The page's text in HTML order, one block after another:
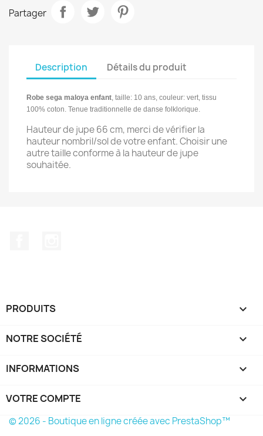
Partager
Description Détails du produit
Robe sega maloya enfant, taille: 10 ans, couleur: vert, tissu
100% coton. Tenue traditionnelle de danse folklorique.
Hauteur de jupe 66 cm, merci de vérifier la
hauteur nombril/sol de votre enfant. Choisir une
autre taille conforme à la hauteur de jupe
souhaitée.
PRODUITS 
NOTRE SOCIÉTÉ 
INFORMATIONS keyboard_arrow_down
VOTRE COMPTE 
© 2026 - Boutique en ligne créée avec PrestaShop™